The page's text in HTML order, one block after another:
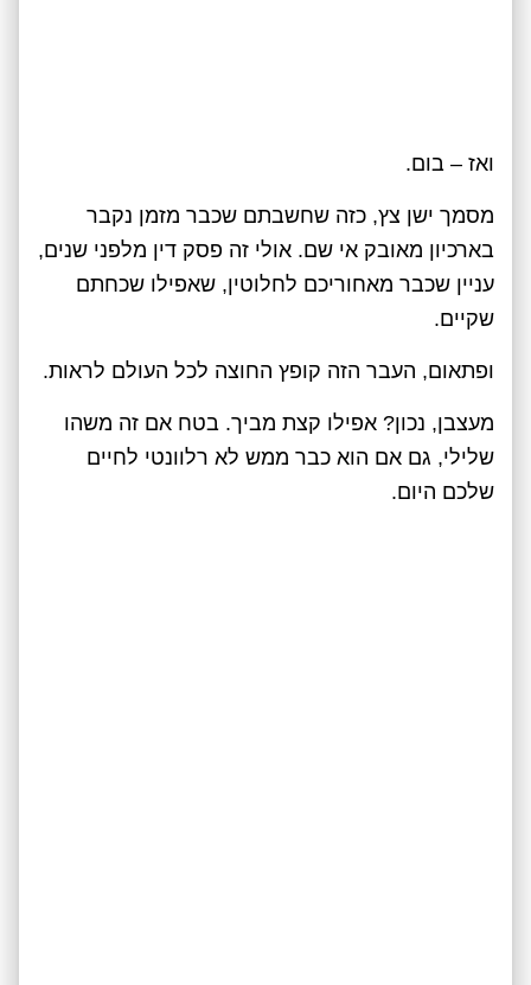
ואז – בום.
מסמך ישן צץ, כזה שחשבתם שכבר מזמן נקבר
בארכיון מאובק אי שם. אולי זה פסק דין מלפני שנים,
עניין שכבר מאחוריכם לחלוטין, שאפילו שכחתם
שקיים.
ופתאום, העבר הזה קופץ החוצה לכל העולם לראות.
מעצבן, נכון? אפילו קצת מביך. בטח אם זה משהו
שלילי, גם אם הוא כבר ממש לא רלוונטי לחיים
שלכם היום.